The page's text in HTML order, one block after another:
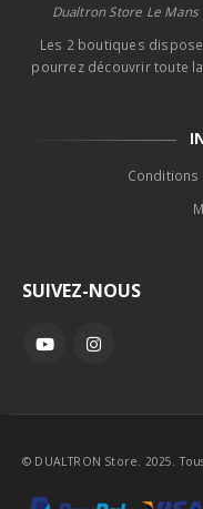
Dualtron Store Le Mans
Les 2 boutiques
pourrez découvrir toute
Conditions
SUIVEZ-NOUS
© DUALTRON Store. 2025.